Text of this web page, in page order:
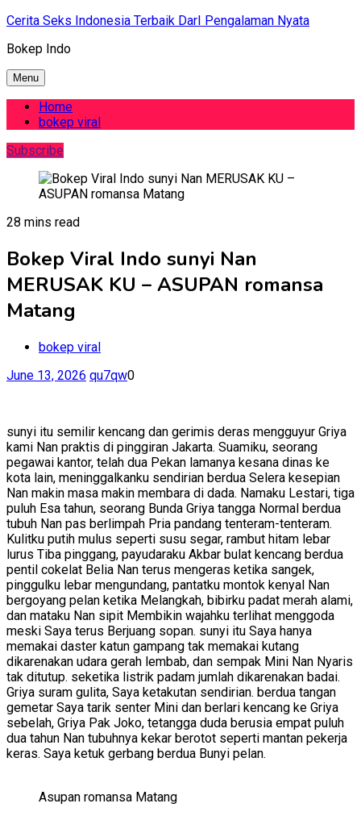
Skip
content
Cerita Seks Indonesia Terbaik DarI Pengalaman Nyata
Bokep Indo
Menu
Home
bokep viral
Subscribe
28 mins read
Bokep Viral Indo sunyi Nan
MERUSAK KU – ASUPAN romansa
Matang
bokep viral
June 13, 2026 qu7qw0
sunyi itu semilir kencang dan gerimis deras mengguyur Griya
kami Nan praktis di pinggiran Jakarta. Suamiku, seorang
pegawai kantor, telah dua Pekan lamanya kesana dinas ke
kota lain, meninggalkanku sendirian berdua Selera kesepian
Nan makin masa makin membara di dada. Namaku Lestari, tiga
puluh Esa tahun, seorang Bunda Griya tangga Normal berdua
tubuh Nan pas berlimpah Pria pandang tenteram-tenteram.
Kulitku putih mulus seperti susu segar, rambut hitam lebar
lurus Tiba pinggang, payudaraku Akbar bulat kencang berdua
pentil cokelat Belia Nan terus mengeras ketika sangek,
pinggulku lebar mengundang, pantatku montok kenyal Nan
bergoyang pelan ketika Melangkah, bibirku padat merah alami,
dan mataku Nan sipit Membikin wajahku terlihat menggoda
meski Saya terus Berjuang sopan. sunyi itu Saya hanya
memakai daster katun gampang tak memakai kutang
dikarenakan udara gerah lembab, dan sempak Mini Nan Nyaris
tak ditutup. seketika listrik padam jumlah dikarenakan badai.
Griya suram gulita, Saya ketakutan sendirian. berdua tangan
gemetar Saya tarik senter Mini dan berlari kencang ke Griya
sebelah, Griya Pak Joko, tetangga duda berusia empat puluh
dua tahun Nan tubuhnya kekar berotot seperti mantan pekerja
keras. Saya ketuk gerbang berdua Bunyi pelan.
Asupan romansa Matang